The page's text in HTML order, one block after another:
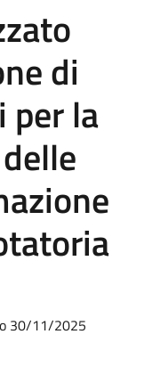
di
per la
30/11/2025